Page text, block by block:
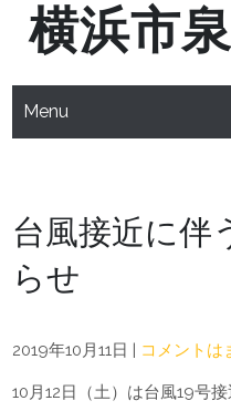
Skip横浜市
Menu
台風接近に伴
らせ
2019年10月11日 | コメントは
10月12日（土）は台風19号